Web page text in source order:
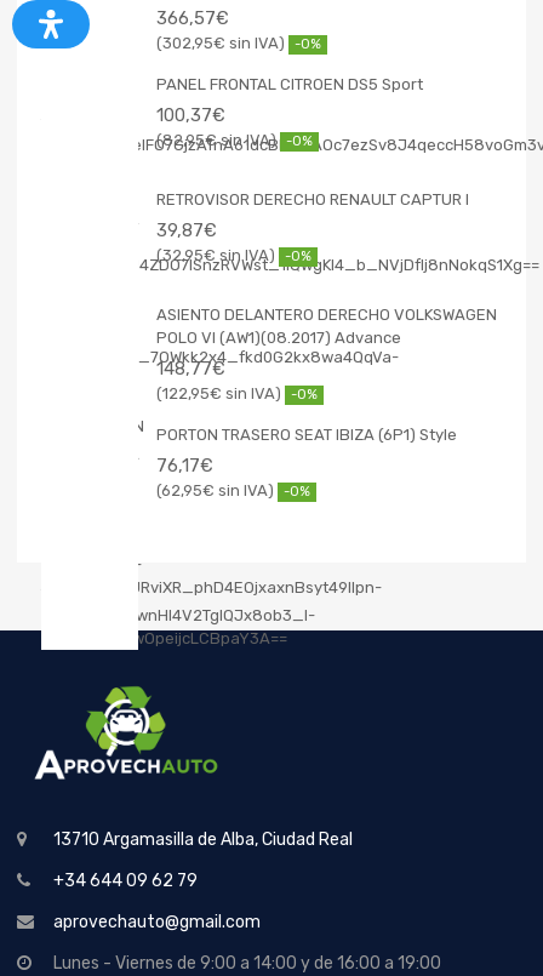
366,57€
302,95€ -0%
PANEL FRONTAL CITROEN DS5 Sport
100,37€
82,95€ -0%
RETROVISOR DERECHO RENAULT CAPTUR I
39,87€
32,95€ -0%
ASIENTO DELANTERO DERECHO VOLKSWAGEN
POLO VI (AW1)(08.2017) Advance
148,77€
122,95€ -0%
PORTON TRASERO SEAT IBIZA (6P1) Style
76,17€
62,95€ -0%
13710 Argamasilla de Alba, Ciudad Real
+34 644 09 62 79
aprovechauto@gmail.com
Lunes - Viernes de 9:00 a 14:00 y de 16:00 a 19:00